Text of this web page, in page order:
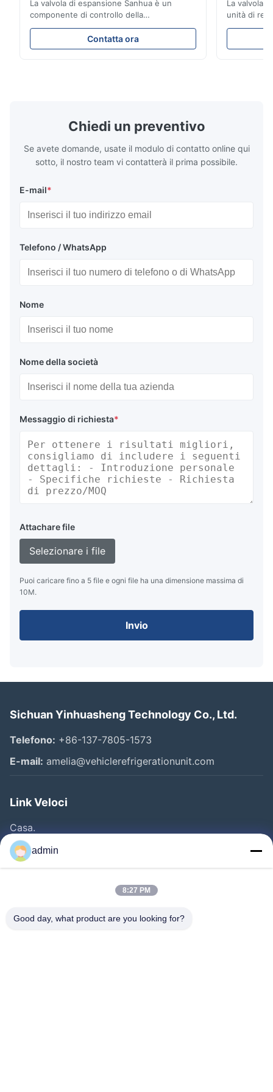
La valvola di espansione Sanhua è un
componente di controllo della
refrigerazione ad alte prestazioni
progettato per unità di refrigerazione di
camion, furgoni refrigerati e sistemi di
Contatta ora
La valvola
unità di
con
stabili ed
Chiedi un preventivo
Se avete domande, usate il modulo di contatto online qui
sotto, il nostro team vi contatterà il prima possibile.
E-mail*
Telefono / WhatsApp
Nome
Nome della società
Messaggio di richiesta*
Attachare file
Selezionare i file
Puoi caricare fino a 5 file e ogni file ha una dimensione massima di
10M.
Invio
Sichuan Yinhuasheng Technology Co., Ltd.
Telefono: +86-137-7805-1573
E-mail: amelia@vehiclerefrigerationunit.com
Link Veloci
Casa.
Prodotti
Video
Visita Alla Fabbrica
admin
8:27 PM
Good day, what product are you looking for?